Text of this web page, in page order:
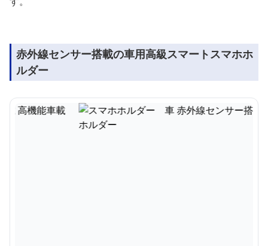
赤外線センサー搭載の車用高級スマートスマホホ
ルダー